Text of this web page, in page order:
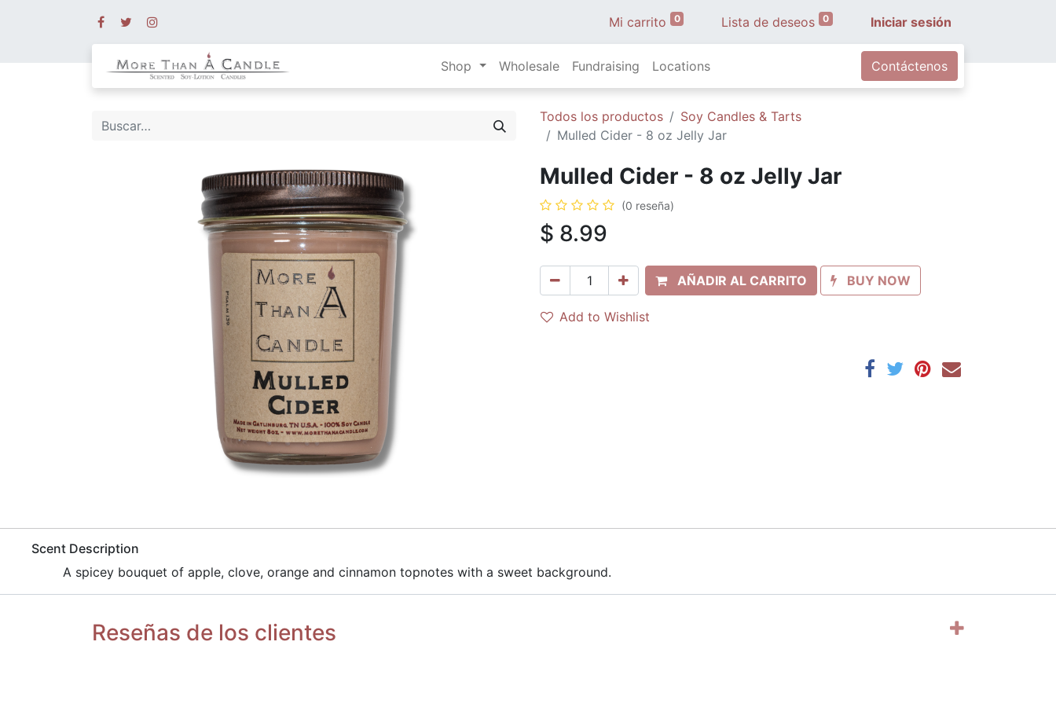
Mi carrito 0 Lista de deseos 0 Iniciar sesión
Shop Wholesale Fundraising Locations Contáctenos
Todos los productos
Soy Candles & Tarts
Mulled Cider - 8 oz Jelly Jar
Mulled Cider - 8 oz Jelly Jar
(0 reseña)
$ 8.99
AÑADIR AL CARRITO BUY NOW
Add to Wishlist
​Scent Description
​A spicey bouquet of apple, clove, orange and cinnamon topnotes with a sweet background.
Reseñas de los clientes